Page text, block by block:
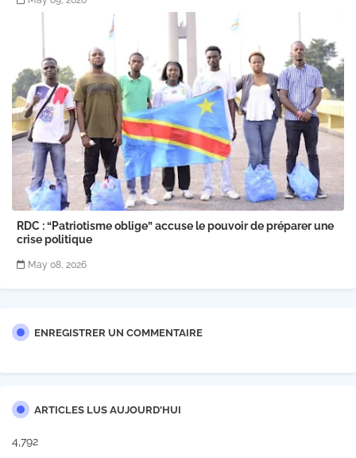
RDC : “Patriotisme oblige” accuse le pouvoir de préparer une
crise politique
May 08, 2026
ENREGISTRER UN COMMENTAIRE
ARTICLES LUS AUJOURD'HUI
4,792